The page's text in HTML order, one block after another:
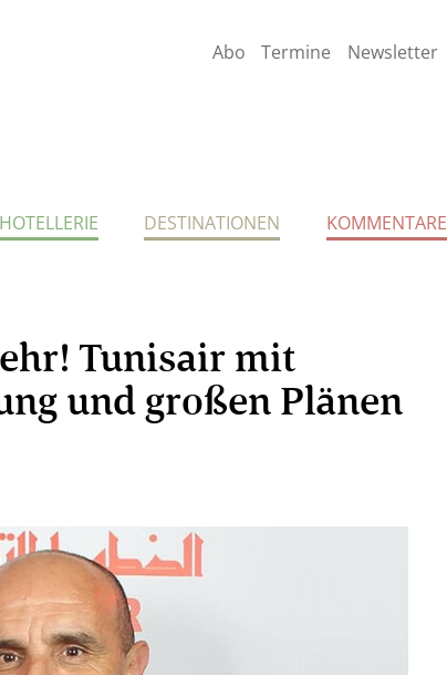
Abo Termine Newsletter
HOTELLERIE DESTINATIONEN KOMMENTARE
Tunisair mit
und großen Plänen